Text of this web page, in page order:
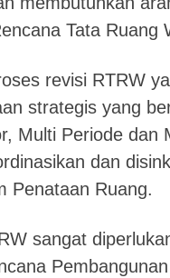
Tata Ruang
revisi RTRW
strategis yang
Multi Periode dan
dan
Penataan Ruang.
sangat